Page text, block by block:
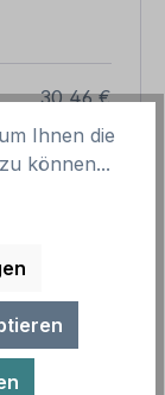
30,46 €
30,46 €
sind
möglich.
Ihnen die
können...